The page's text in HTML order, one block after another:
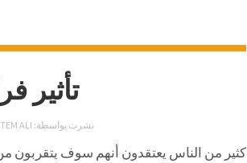
تأثير
نشرت بواسطة: ALI
كثير من الناس يعتقدون أنهم سوف يتقربون